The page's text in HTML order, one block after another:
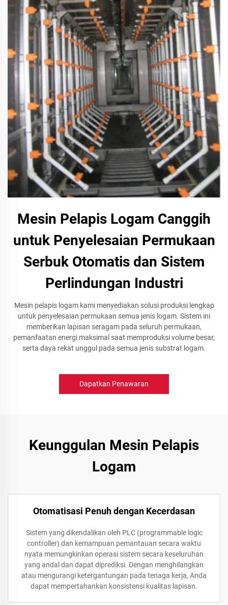
Mesin Pelapis Logam Canggih
untuk Penyelesaian Permukaan
Serbuk Otomatis dan Sistem
Perlindungan Industri
Mesin pelapis logam kami menyediakan solusi produksi lengkap
untuk penyelesaian permukaan semua jenis logam. Sistem ini
memberikan lapisan seragam pada seluruh permukaan,
pemanfaatan energi maksimal saat memproduksi volume besar,
serta daya rekat unggul pada semua jenis substrat logam.
Dapatkan Penawaran
Keunggulan Mesin Pelapis
Logam
Otomatisasi Penuh dengan Kecerdasan
Sistem yang dikendalikan oleh PLC (programmable logic
controller) dan kemampuan pemantauan secara waktu
nyata memungkinkan operasi sistem secara keseluruhan
yang andal dan dapat diprediksi. Dengan menghilangkan
atau mengurangi ketergantungan pada tenaga kerja, Anda
dapat mempertahankan konsistensi kualitas lapisan.